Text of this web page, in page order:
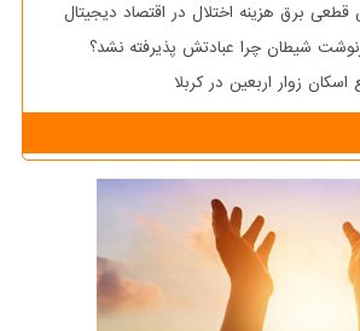
قطعی برق هزینه اختلال در اقتصاد دیجیتال
شیطان چرا عبادتش پذیرفته نشد؟
زوار اربعین در کربلا